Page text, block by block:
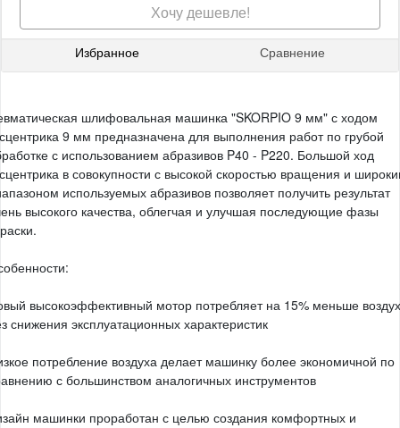
Хочу дешевле!
Избранное Сравнение
шлифовальная машинка "SKORPIO 9 мм" с ходом
9 мм предназначена для выполнения работ по грубой
с использованием абразивов P40 - P220. Большой ход
в совокупности с высокой скоростью вращения и
используемых абразивов позволяет получить результат
высокого качества, облегчая и улучшая последующие фазы
высокоэффективный мотор потребляет на 15% меньше
снижения эксплуатационных характеристик
потребление воздуха делает машинку более экономичной по
с большинством аналогичных инструментов
машинки проработан с целью создания комфортных и